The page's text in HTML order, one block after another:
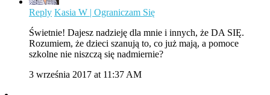
Reply Kasia W | Ograniczam Się
Świetnie! Dajesz nadzieję dla mnie i innych, że DA SIĘ.
Rozumiem, że dzieci szanują to, co już mają, a pomoce
szkolne nie niszczą się nadmiernie?
3 września 2017 at 11:37 AM